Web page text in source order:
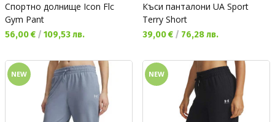
Спортно долнище Icon Flc
Gym Pant
Текуща цена:
56,00 € / 109,53 лв.
Къси панталони UA Sport
Terry Short
Текуща цена:
39,00 € / 76,28 лв.
NEW NEW